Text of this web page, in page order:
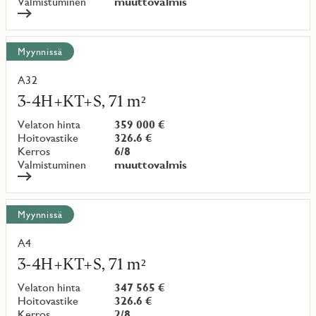
Myynnissä
A32
3-4H+KT+S, 71 m²
Velaton hinta
359 000 €
Hoitovastike
326.6 €
Kerros
6/8
Valmistuminen
muuttovalmis
Lue
lisää
kohteesta
Myynnissä
A4
3-4H+KT+S, 71 m²
Velaton hinta
347 565 €
Hoitovastike
326.6 €
Lue
lisää
kohteesta